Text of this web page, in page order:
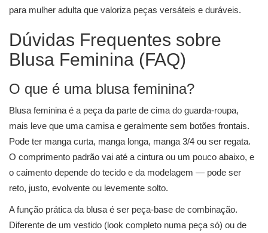
para mulher adulta que valoriza peças versáteis e duráveis.
Dúvidas Frequentes sobre
Blusa Feminina (FAQ)
O que é uma blusa feminina?
Blusa feminina é a peça da parte de cima do guarda-roupa,
mais leve que uma camisa e geralmente sem botões frontais.
Pode ter manga curta, manga longa, manga 3/4 ou ser regata.
O comprimento padrão vai até a cintura ou um pouco abaixo, e
o caimento depende do tecido e da modelagem — pode ser
reto, justo, evolvente ou levemente solto.
A função prática da blusa é ser peça-base de combinação.
Diferente de um vestido (look completo numa peça só) ou de